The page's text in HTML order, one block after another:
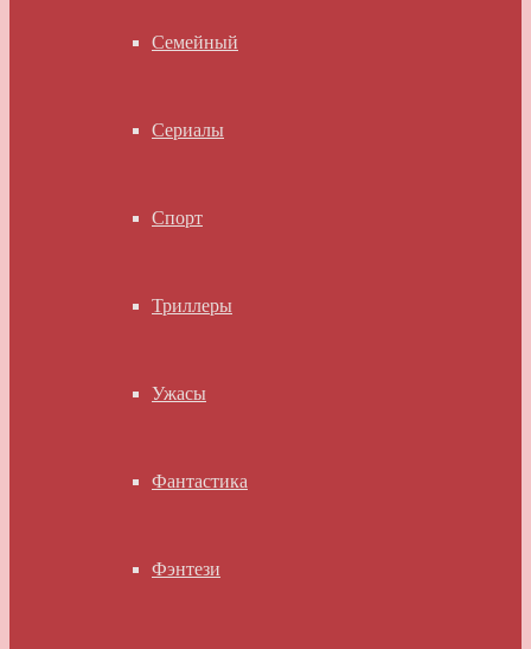
Семейный
Сериалы
Спорт
Триллеры
Ужасы
Фантастика
Фэнтези